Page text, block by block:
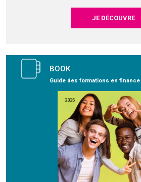
JE DÉCOUVRE
BOOK
Guide des formations en